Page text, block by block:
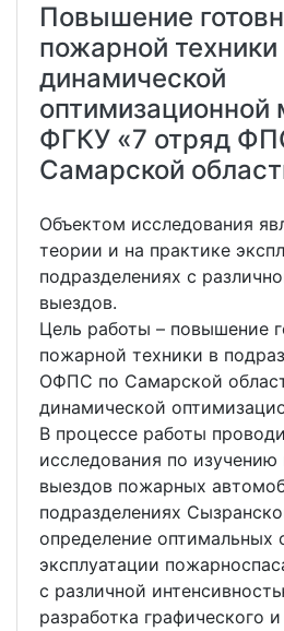
Повышение
пожарной
динамической
оптимизационной
ФГКУ «7 отряд
Самарской
Объектом исследования
теории и на практике
подразделениях с
выездов.
Цель работы – повышение
пожарной техники в
ОФПС по Самарской
динамической
В процессе работы
исследования по изучению
выездов пожарных
подразделениях
определение оптимальных
эксплуатации
с различной
разработка графического